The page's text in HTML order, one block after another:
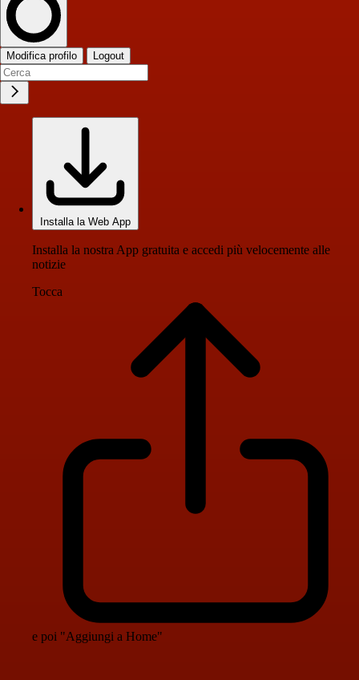
Modifica profilo Logout
Installa la Web App
Installa la nostra App gratuita e accedi più velocemente alle
notizie
Tocca
e poi "Aggiungi a Home"